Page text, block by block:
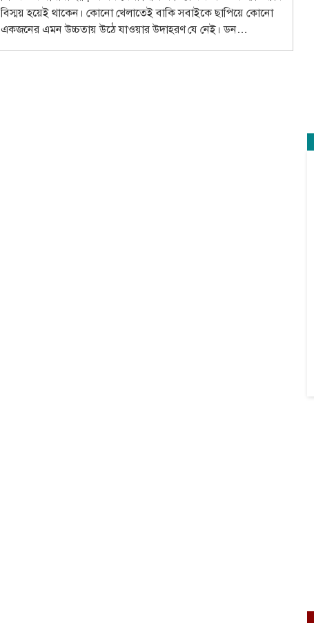
বিস্ময় হয়েই থাকেন। কোনো খেলাতেই বাকি সবাইকে ছাপিয়ে কোনো
একজনের এমন উচ্চতায় উঠে যাওয়ার উদাহরণ যে নেই। ডন